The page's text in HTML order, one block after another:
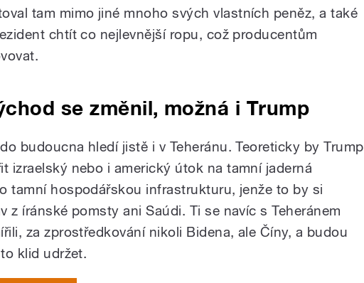
tam mimo jiné mnoho svých vlastních peněz, a také
chtít co nejlevnější ropu, což producentům
se změnil, možná i Trump
budoucna hledí jistě i v Teheránu. Teoreticky by Trump
izraelský nebo i americký útok na tamní jaderná
tamní hospodářskou infrastrukturu, jenže to by si
z íránské pomsty ani Saúdi. Ti se navíc s Teheránem
za zprostředkování nikoli Bidena, ale Číny, a budou
klid udržet.